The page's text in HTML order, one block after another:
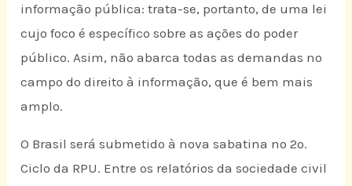
informação pública: trata-se, portanto, de uma lei
cujo foco é específico sobre as ações do poder
público. Asim, não abarca todas as demandas no
campo do direito à informação, que é bem mais
amplo.
O Brasil será submetido à nova sabatina no 2º.
Ciclo da RPU. Entre os relatórios da sociedade civil